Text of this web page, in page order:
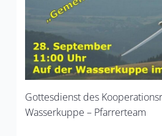
Gottesdienst des
Wasserkuppe – Pfarrerteam